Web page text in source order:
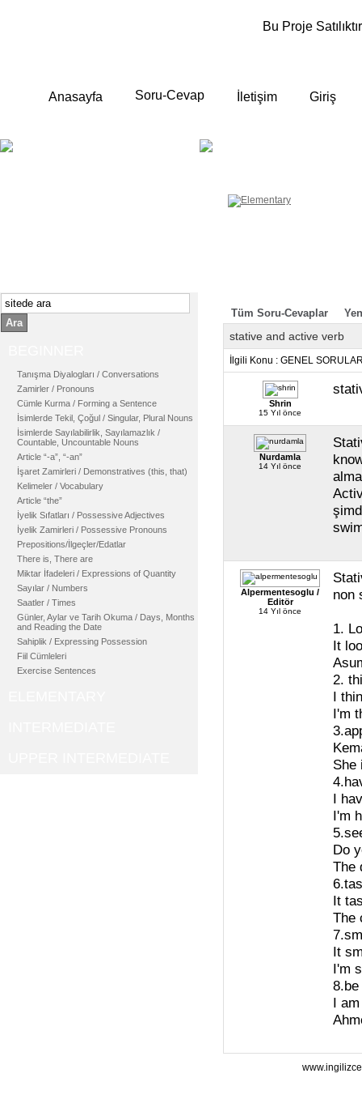
Bu Proje
Anasayfa Soru-Cevap İletişim Giriş
Ara
Tanışma Diyalogları / Conversations
Zamirler / Pronouns
Cümle Kurma / Forming a Sentence
İsimlerde Tekil, Çoğul / Singular, Plural Nouns
İsimlerde Sayılabilirlik, Sayılamazlık /
Countable, Uncountable Nouns
Article “-a”, “-an”
İşaret Zamirleri / Demonstratives (this, that)
Kelimeler / Vocabulary
Article “the”
İyelik Sıfatları / Possessive Adjectives
İyelik Zamirleri / Possessive Pronouns
Prepositions/İlgeçler/Edatlar
There is, There are
Miktar İfadeleri / Expressions of Quantity
Sayılar / Numbers
Saatler / Times
Günler, Aylar ve Tarih Okuma / Days, Months
and Reading the Date
Sahiplik / Expressing Possession
Fiil Cümleleri
Exercise Sentences
Tüm Soru-Cevaplar
stative and active verb
İlgili Konu : GENEL
Shrin
15 Yıl önce
Nurdamla
14 Yıl önce
Alpermentesoglu /
Editör
14 Yıl önce
non
1.
It
2.
I
I'm
She
I
I'm
Do
The
It
The
It
I'm
8.be
I